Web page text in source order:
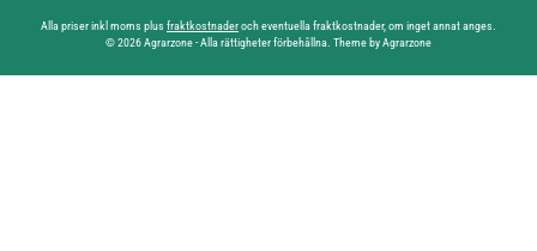
Alla priser inkl moms plus fraktkostnaderoch eventuella fraktkostnader, om inget annat anges.
© 2026 Agrarzone - Alla rättigheter förbehållna. Theme by Agrarzone